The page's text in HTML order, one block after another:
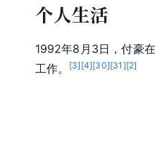
个人生活
1992年8月3日，付豪
工作。
[3] [4][30][31 ][2]